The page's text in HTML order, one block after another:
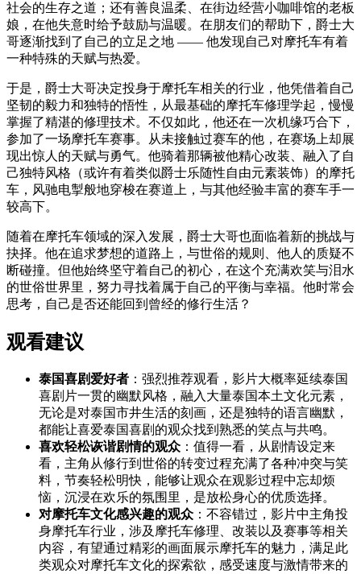
社会的生存之道；还有善良温柔、在街边经营小咖啡馆的老板
娘，在他失意时给予鼓励与温暖。在朋友们的帮助下，爵士大
哥逐渐找到了自己的立足之地 —— 他发现自己对摩托车有着
一种特殊的天赋与热爱。
于是，爵士大哥决定投身于摩托车相关的行业，他凭借着自己
坚韧的毅力和独特的悟性，从最基础的摩托车修理学起，慢慢
掌握了精湛的修理技术。不仅如此，他还在一次机缘巧合下，
参加了一场摩托车赛事。从未接触过赛车的他，在赛场上却展
现出惊人的天赋与勇气。他骑着那辆被他精心改装、融入了自
己独特风格（或许有着类似爵士乐随性自由元素装饰）的摩托
车，风驰电掣般地穿梭在赛道上，与其他经验丰富的赛车手一
较高下。
随着在摩托车领域的深入发展，爵士大哥也面临着新的挑战与
抉择。他在追求梦想的道路上，与世俗的规则、他人的质疑不
断碰撞。但他始终坚守着自己的初心，在这个充满欢笑与泪水
的世俗世界里，努力寻找着属于自己的平衡与幸福。他时常会
思考，自己是否还能回到曾经的修行生活？
观看建议
泰国喜剧爱好者 ：强烈推荐观看，影片大概率延续泰国
喜剧片一贯的幽默风格，融入大量泰国本土文化元素，
无论是对泰国市井生活的刻画，还是独特的语言幽默，
都能让喜爱泰国喜剧的观众找到熟悉的笑点与共鸣。
喜欢轻松诙谐剧情的观众 ：值得一看，从剧情设定来
看，主角从修行到世俗的转变过程充满了各种冲突与笑
料，节奏轻松明快，能够让观众在观影过程中忘却烦
恼，沉浸在欢乐的氛围里，是放松身心的优质选择。
对摩托车文化感兴趣的观众 ：不容错过，影片中主角投
身摩托车行业，涉及摩托车修理、改装以及赛事等相关
内容，有望通过精彩的画面展示摩托车的魅力，满足此
类观众对摩托车文化的探索欲，感受速度与激情带来的